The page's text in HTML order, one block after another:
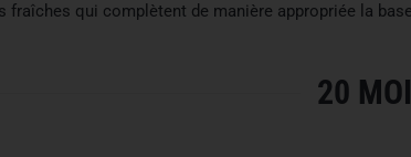
qui complètent de manière appropriée la
20